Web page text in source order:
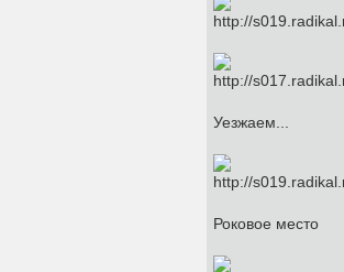
Уезжаем...
Роковое место